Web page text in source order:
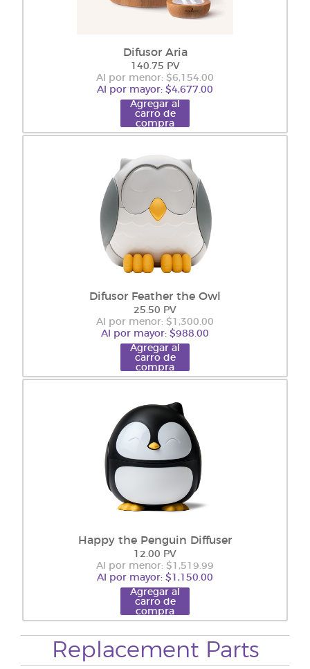
Difusor Aria
140.75 PV
Al por menor: $6,154.00
Al por mayor: $4,677.00
Agregar al
carro de
compra
Difusor Feather the Owl
25.50 PV
Al por menor: $1,300.00
Al por mayor: $988.00
Agregar al
carro de
compra
Happy the Penguin Diffuser
12.00 PV
Al por menor: $1,519.99
Al por mayor: $1,150.00
Agregar al
carro de
compra
Replacement Parts